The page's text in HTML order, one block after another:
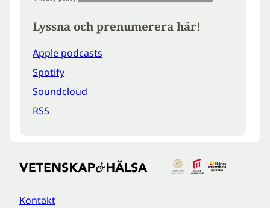
Lyssna och prenumerera här!
Apple podcasts
Spotify
Soundcloud
RSS
Kontakt